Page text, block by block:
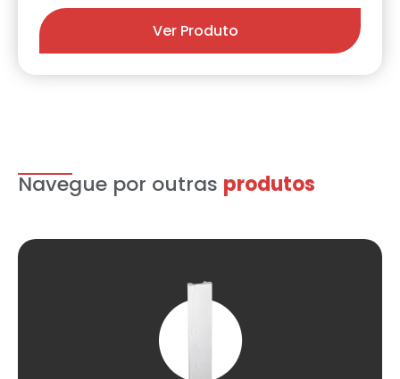
Ver Produto
Navegue por outras produtos